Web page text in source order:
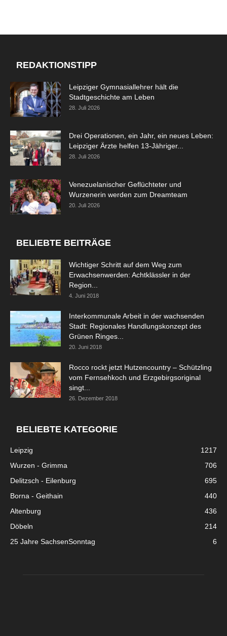
REDAKTIONSTIPP
Leipziger Gymnasiallehrer hält die
Stadtgeschichte am Leben
28. Juli 2026
Drei Operationen, ein Jahr, ein neues Leben:
Leipziger Ärzte helfen 13-Jähriger...
28. Juli 2026
Venezuelanischer Geflüchteter und
Wurzenerin werden zum Dreamteam
20. Juli 2026
BELIEBTE BEITRÄGE
Wichtiger Schritt auf dem Weg zum
Erwachsenwerden: Achtklässler in der
Region...
4. Juni 2018
Interkommunale Arbeit in der wachsenden
Stadt: Regionales Handlungskonzept des
Grünen Ringes...
20. Juni 2018
Rocco rockt jetzt Hutzencountry – Schützling
vom Fernsehkoch und Erzgebirgsoriginal
singt...
26. Dezember 2018
BELIEBTE KATEGORIE
Leipzig
1217
Wurzen - Grimma
706
Delitzsch - Eilenburg
695
Borna - Geithain
440
Altenburg
436
Döbeln
214
25 Jahre SachsenSonntag
6